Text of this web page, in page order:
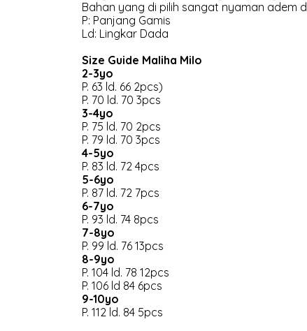
Bahan yang di pilih sangat nyaman adem
P: Panjang Gamis
Ld: Lingkar Dada
Size Guide Maliha Milo
2-3yo
P. 63 ld. 66 2pcs)
P. 70 ld. 70 3pcs
3-4yo
P. 75 ld. 70 2pcs
P. 79 ld. 70 3pcs
4-5yo
P. 83 ld. 72 4pcs
5-6yo
P. 87 ld. 72 7pcs
6-7yo
P. 93 ld. 74 8pcs
7-8yo
P. 99 ld. 76 13pcs
8-9yo
P. 104 ld. 78 12pcs
P. 106 ld 84 6pcs
9-10yo
P. 112 ld. 84 5pcs